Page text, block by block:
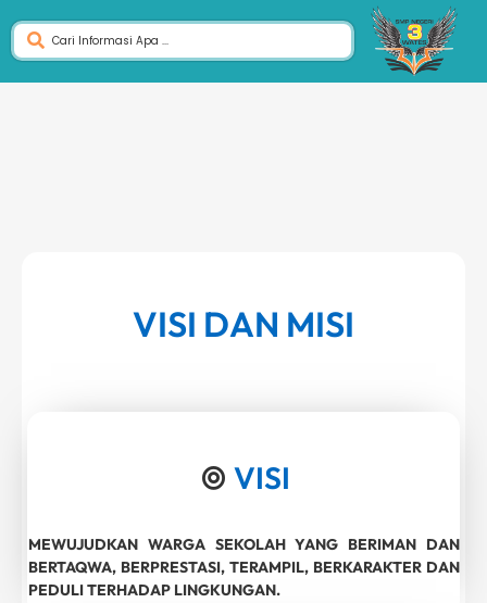
VISI DAN MISI
VISI
MEWUJUDKAN WARGA SEKOLAH YANG BERIMAN DAN
BERTAQWA, BERPRESTASI, TERAMPIL, BERKARAKTER DAN
PEDULI TERHADAP LINGKUNGAN.